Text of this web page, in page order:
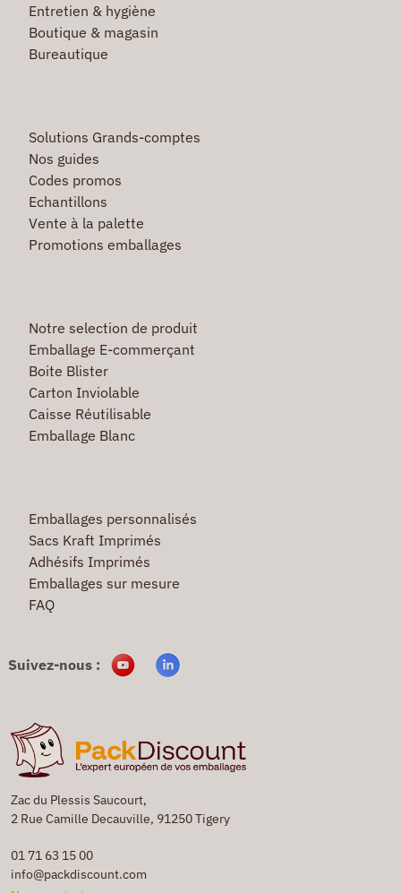
Zac du Plessis Saucourt,
2 Rue Camille Decauville, 91250 Tigery
01 71 63 15 00
info@packdiscount.com
Entretien & hygiène
Boutique & magasin
Bureautique
Solutions Grands-comptes
Nos guides
Codes promos
Echantillons
Vente à la palette
Promotions emballages
Notre selection de produit
Emballage E-commerçant
Boite Blister
Carton Inviolable
Caisse Réutilisable
Emballage Blanc
Emballages personnalisés
Sacs Kraft Imprimés
Adhésifs Imprimés
Emballages sur mesure
FAQ
Suivez-nous :